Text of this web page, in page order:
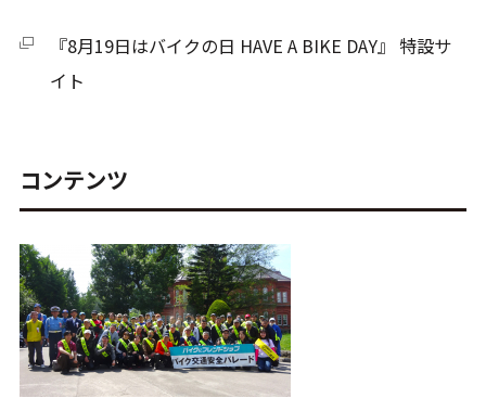
『8月19日はバイクの日 HAVE A BIKE DAY』 特設サ
イト
コンテンツ